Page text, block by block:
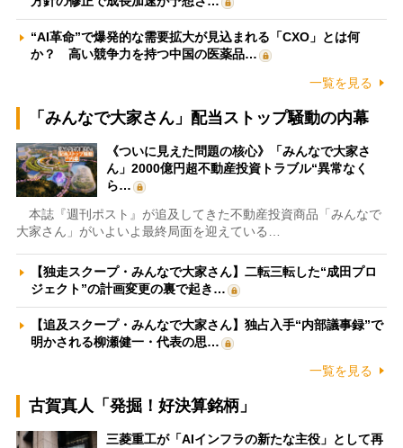
“AI革命”で爆発的な需要拡大が見込まれる「CXO」とは何
か？ 高い競争力を持つ中国の医薬品…
一覧を見る
「みんなで大家さん」配当ストップ騒動の内幕
《ついに見えた問題の核心》「みんなで大家さ
ん」2000億円超不動産投資トラブル“異常なく
ら…
本誌『週刊ポスト』が追及してきた不動産投資商品「みんなで
大家さん」がいよいよ最終局面を迎えている…
【独走スクープ・みんなで大家さん】二転三転した“成田プロ
ジェクト”の計画変更の裏で起き…
【追及スクープ・みんなで大家さん】独占入手“内部議事録”で
明かされる柳瀬健一・代表の思…
一覧を見る
古賀真人「発掘！好決算銘柄」
三菱重工が「AIインフラの新たな主役」として再